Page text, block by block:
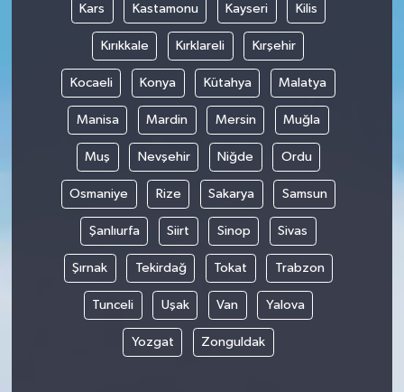
Kars Kastamonu Kayseri Kilis
Kırıkkale Kırklareli Kırşehir
Kocaeli Konya Kütahya Malatya
Manisa Mardin Mersin Muğla
Muş Nevşehir Niğde Ordu
Osmaniye Rize Sakarya Samsun
Şanlıurfa Siirt Sinop Sivas
Şırnak Tekirdağ Tokat Trabzon
Tunceli Uşak Van Yalova
Yozgat Zonguldak